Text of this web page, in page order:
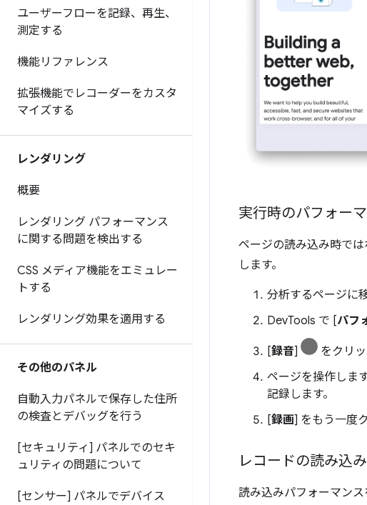
ユーザーフローを記録、再生、
測定する
機能リファレンス
拡張機能でレコーダーをカスタ
マイズする
レンダリング
概要
レンダリング パフォーマンス
に関する問題を検出する
CSS メディア機能をエミュレー
トする
レンダリング効果を適用する
その他のパネル
自動入力パネルで保存した住所
の検査とデバッグを行う
[セキュリティ] パネルでのセキ
ュリティの問題について
[センサー] パネルでデバイス
実行時のパフォー
ページの読み込み時で
します。
分析するページに
DevTools で [パフ
[録音]
をクリッ
ページを操作しま
記録します。
[録画] をもう一度
レコードの読み込
読み込みパフォーマン